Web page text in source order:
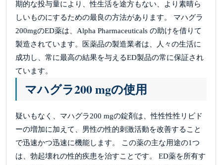
期的な投与量により、性生活を途方もない、より素晴ら
しいものにするための最良の方法があります。 マハグラ
200mgのED薬は、Alpha Pharmaceuticals の助けを借りて
製造されています。医薬品の製造業者は、人々の生活に
成功し、常に最高の結果を与えるED製品の常に保証され
ています。
マハグラ200 mgの使用
疑いもなく、マハグラ200 mgの錠剤は、性性性性リビド
ーの増加に加えて、男性の性的刺激活動を改善すること
で迅速かつ迅速に機能します。 この薬の主な用途の1つ
は、勃起壊れの性的疾患を治すことです。 ED薬を所有す